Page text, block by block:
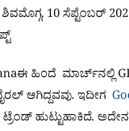
10 ಸೆಪ್ಟೆಂಬರ್
ಹಿಂದೆ ಮಾರ್ಚ್‌ನಲ್ಲಿ
ಆಗಿದ್ದವವು. ಇದೀಗ
ಹುಟ್ಟುಹಾಕಿದೆ.